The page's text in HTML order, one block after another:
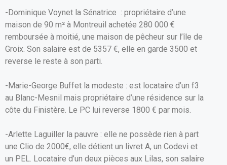
-Dominique Voynet la Sénatrice : propriétaire d’une
maison de 90 m² à Montreuil achetée 280 000 €
remboursée à moitié, une maison de pêcheur sur l’île de
Groix. Son salaire est de 5357 €, elle en garde 3500 et
reverse le reste à son parti.
-Marie-George Buffet la modeste : est locataire d’un f3
au Blanc-Mesnil mais propriétaire d’une résidence sur la
côte du Finistère. Le PC lui reverse 1800 € par mois.
-Arlette Laguiller la pauvre : elle ne possède rien à part
une Clio de 2000€, elle détient un livret A, un Codevi et
un PEL. Locataire d’un deux pièces aux Lilas, son salaire